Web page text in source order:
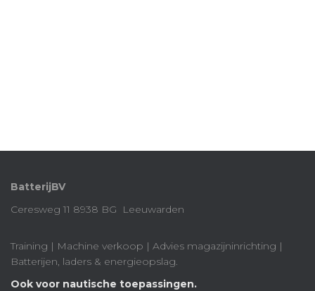
BatterijBV
Ceresweg 11 8938 BG Leeuwarden
Training | Machine verkoop | Advies magazijninrichting |
Batterijen, laders & energieopslag.
Ook voor nautische toepassingen.